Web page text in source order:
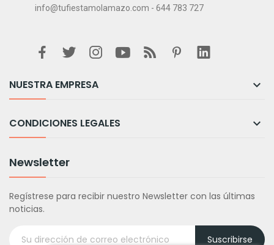
info@tufiestamolamazo.com - 644 783 727
NUESTRA EMPRESA 
CONDICIONES LEGALES 
Newsletter
Regístrese para recibir nuestro Newsletter con las últimas
noticias.
Suscribirse